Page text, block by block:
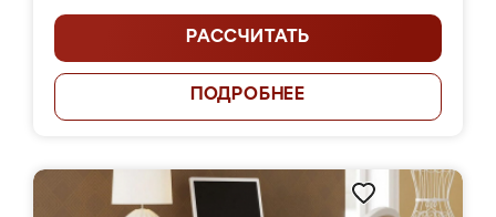
РАССЧИТАТЬ
ПОДРОБНЕЕ